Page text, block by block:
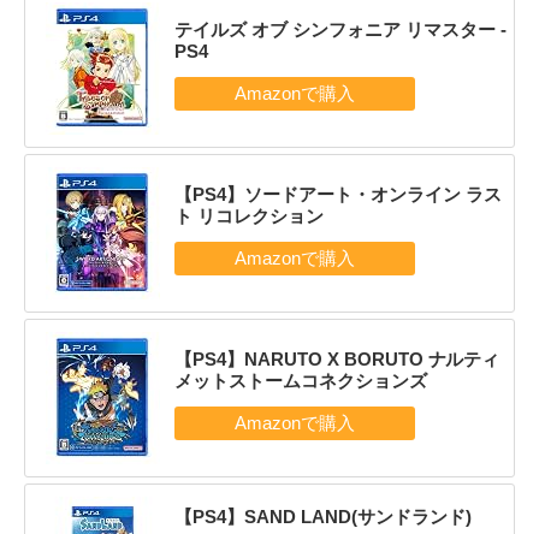
テイルズ オブ シンフォニア リマスター -
PS4
【PS4】ソードアート・オンライン ラス
ト リコレクション
【PS4】NARUTO X BORUTO ナルティ
メットストームコネクションズ
【PS4】SAND LAND(サンドランド)